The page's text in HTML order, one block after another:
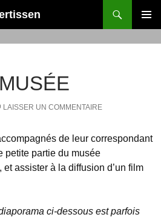
LAISSER UN COMMENTAIRE
de leur correspondant
petite partie du musée
assister à la diffusion d’un film
ci-dessous est parfois